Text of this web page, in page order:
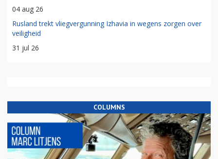
04 aug 26
Rusland trekt vliegvergunning Izhavia in wegens zorgen over
veiligheid
31 jul 26
COLUMNS